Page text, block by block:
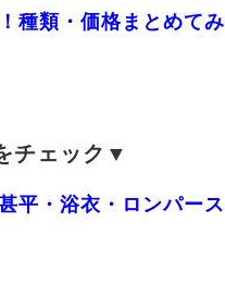
種類・価格まとめてみ
チェック▼
平・浴衣・ロンパース